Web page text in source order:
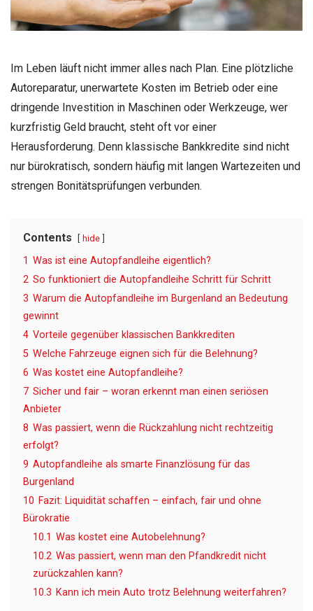
Im Leben läuft nicht immer alles nach Plan. Eine plötzliche
Autoreparatur, unerwartete Kosten im Betrieb oder eine
dringende Investition in Maschinen oder Werkzeuge, wer
kurzfristig Geld braucht, steht oft vor einer
Herausforderung. Denn klassische Bankkredite sind nicht
nur bürokratisch, sondern häufig mit langen Wartezeiten und
strengen Bonitätsprüfungen verbunden.
Contents hide
1 Was ist eine Autopfandleihe eigentlich?
2 So funktioniert die Autopfandleihe Schritt für Schritt
3 Warum die Autopfandleihe im Burgenland an Bedeutung
gewinnt
4 Vorteile gegenüber klassischen Bankkrediten
5 Welche Fahrzeuge eignen sich für die Belehnung?
6 Was kostet eine Autopfandleihe?
7 Sicher und fair – woran erkennt man einen seriösen
Anbieter
8 Was passiert, wenn die Rückzahlung nicht rechtzeitig
erfolgt?
9 Autopfandleihe als smarte Finanzlösung für das
Burgenland
10 Fazit: Liquidität schaffen – einfach, fair und ohne
Bürokratie
10.1 Was kostet eine Autobelehnung?
10.2 Was passiert, wenn man den Pfandkredit nicht
zurückzahlen kann?
10.3 Kann ich mein Auto trotz Belehnung weiterfahren?